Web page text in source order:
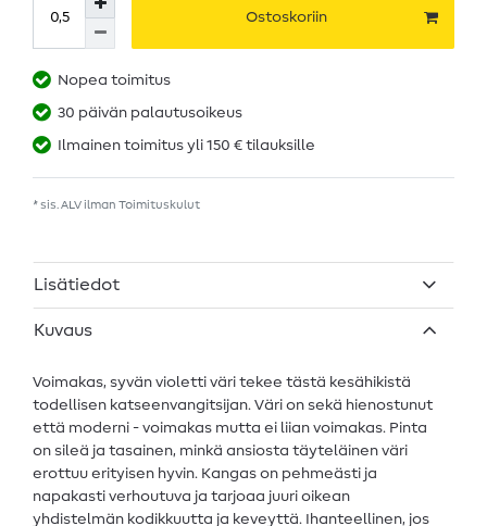
Ostoskoriin
Nopea toimitus
30 päivän palautusoikeus
Ilmainen toimitus yli 150 € tilauksille
* sis. ALV ilman Toimituskulut
Lisätiedot
Kuvaus
Voimakas, syvän violetti väri tekee tästä kesähikistä
todellisen katseenvangitsijan. Väri on sekä hienostunut
että moderni - voimakas mutta ei liian voimakas. Pinta
on sileä ja tasainen, minkä ansiosta täyteläinen väri
erottuu erityisen hyvin. Kangas on pehmeästi ja
napakasti verhoutuva ja tarjoaa juuri oikean
yhdistelmän kodikkuutta ja keveyttä. Ihanteellinen, jos